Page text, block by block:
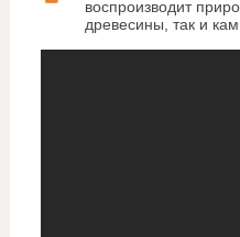
воспроизводит
древесины, так и